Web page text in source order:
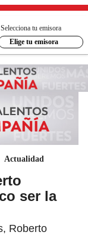
Selecciona tu emisora
Elige tu emisora
Actualidad
ser la
Roberto